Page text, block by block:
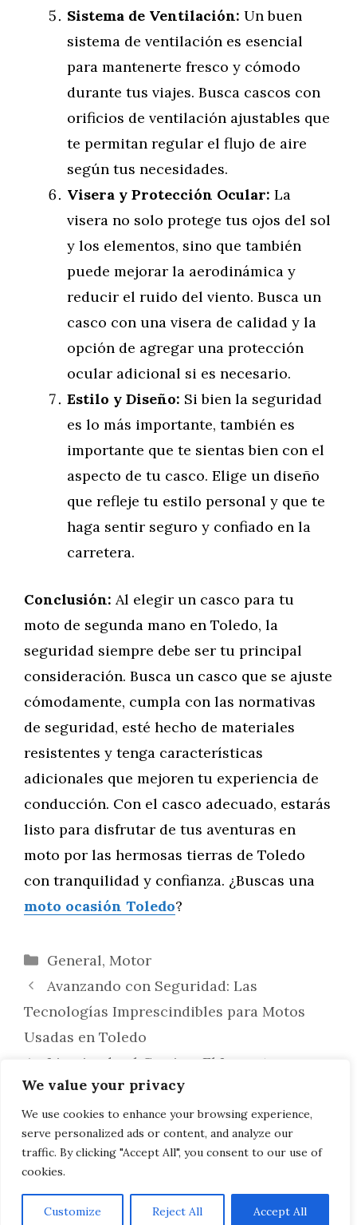
We value your privacy
We use cookies to enhance your browsing experience,
serve personalized ads or content, and analyze our
traffic. By clicking "Accept All", you consent to our use of
cookies.
Customize Reject All Accept All
Sistema de Ventilación: Un buen
sistema de ventilación es esencial
para mantenerte fresco y cómodo
durante tus viajes. Busca cascos con
orificios de ventilación ajustables que
te permitan regular el flujo de aire
según tus necesidades.
Visera y Protección Ocular: La
visera no solo protege tus ojos del sol
y los elementos, sino que también
puede mejorar la aerodinámica y
reducir el ruido del viento. Busca un
casco con una visera de calidad y la
opción de agregar una protección
ocular adicional si es necesario.
Estilo y Diseño: Si bien la seguridad
es lo más importante, también es
importante que te sientas bien con el
aspecto de tu casco. Elige un diseño
que refleje tu estilo personal y que te
haga sentir seguro y confiado en la
carretera.
Conclusión: Al elegir un casco para tu
moto de segunda mano en Toledo, la
seguridad siempre debe ser tu principal
consideración. Busca un casco que se ajuste
cómodamente, cumpla con las normativas
de seguridad, esté hecho de materiales
resistentes y tenga características
adicionales que mejoren tu experiencia de
conducción. Con el casco adecuado, estarás
listo para disfrutar de tus aventuras en
moto por las hermosas tierras de Toledo
con tranquilidad y confianza. ¿Buscas una
moto ocasión Toledo?
Categorías
General, Motor
Avanzando con Seguridad: Las
Tecnologías Imprescindibles para Motos
Usadas en Toledo
Limpiando el Camino: El Impacto
Transformador de las Motos Eléctricas en la
Reducción de la Contaminación del Suelo y
el Agua
AVISO LEGAL, POLITICA DE PRIVACIDAD, COOKIES